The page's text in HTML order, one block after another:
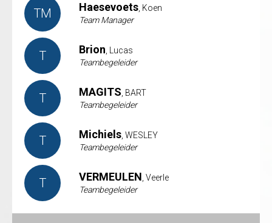
TM Haesevoets , Koen
Team Manager
T Brion , Lucas
Teambegeleider
T MAGITS , BART
Teambegeleider
T Michiels , WESLEY
Teambegeleider
T VERMEULEN , Veerle
Teambegeleider